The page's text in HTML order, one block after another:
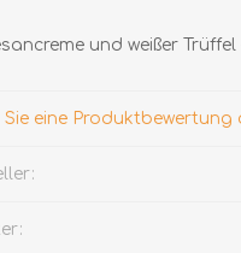
und weißer Trüffel
Sie eine Produktbewertung